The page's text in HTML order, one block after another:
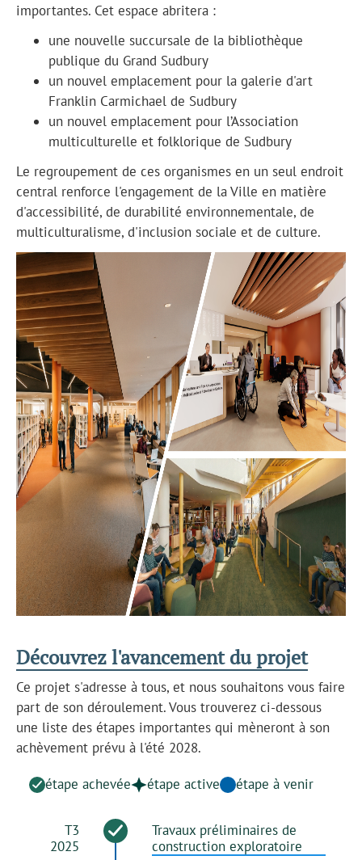
importantes. Cet espace abritera :
une nouvelle succursale de la bibliothèque
publique du Grand Sudbury
un nouvel emplacement pour la galerie d'art
Franklin Carmichael de Sudbury
un nouvel emplacement pour l’Association
multiculturelle et folklorique de Sudbury
Le regroupement de ces organismes en un seul endroit
central renforce l'engagement de la Ville en matière
d'accessibilité, de durabilité environnementale, de
multiculturalisme, d'inclusion sociale et de culture.
Découvrez l'avancement du projet
Ce projet s'adresse à tous, et nous souhaitons vous faire
part de son déroulement. Vous trouverez ci-dessous
une liste des étapes importantes qui mèneront à son
achèvement prévu à l'été 2028.
étape achevée étape active étape à venir
T3
2025
Travaux préliminaires de
construction exploratoire